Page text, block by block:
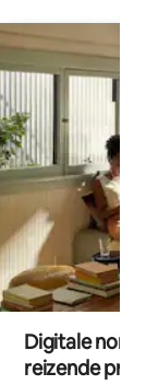
Digitale
reizende